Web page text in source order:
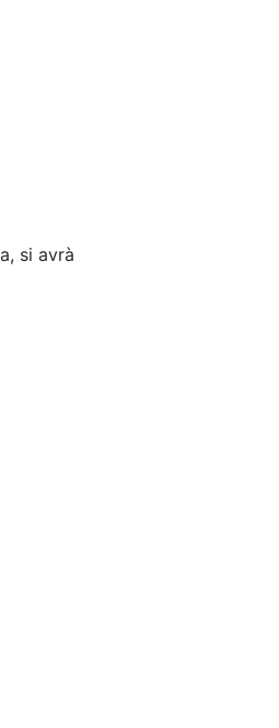
si avrà